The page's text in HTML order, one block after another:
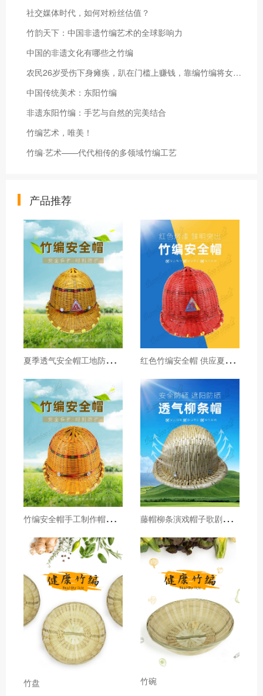
社交媒体时代，如何对粉丝估值？
竹韵天下：中国非遗竹编艺术的全球影响力
中国的非遗文化有哪些之竹编
农民26岁受伤下身瘫痪，趴在门槛上赚钱，靠编竹编将女儿抚养成人
中国传统美术：东阳竹编
非遗东阳竹编：手艺与自然的完美结合
竹编艺术，唯美！
竹编·艺术——代代相传的多领域竹编工艺
产品推荐
夏
季透气安全帽工地防晒小帽檐国标安全帽遮阳帽檐施工头盔竹编帽 红
色竹编安全帽 供应夏季透气安全帽 工地竹子藤安全帽防护帽批发
竹
编安全帽手工制作帽透风夏天防护工地施工劳保防护头盔劳保用品 藤
帽柳条演戏帽子歌剧帽柳编工程竹帽 藤编遮阳
竹盘 竹碗